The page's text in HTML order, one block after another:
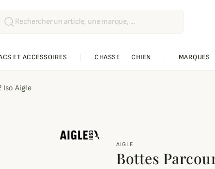
ET ACCESSOIRES CHASSE CHIEN MARQUES
Iso Aigle
AIGLE
Bottes